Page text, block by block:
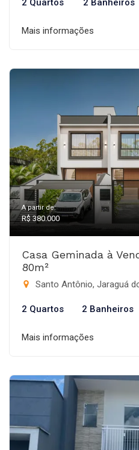
2 Quartos 2 Banheiros
Mais informações
A partir de:
R$ 380.000
Casa Geminada à
80m²
Santo Antônio, Jaraguá
2 Quartos 2 Banheiros
Mais informações